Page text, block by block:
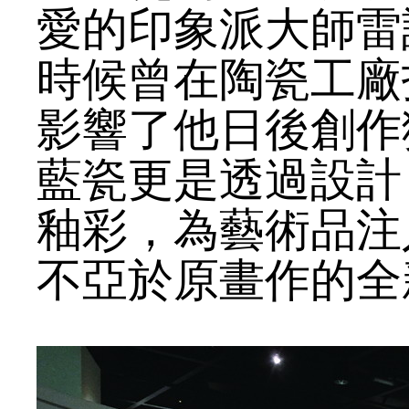
愛的印象派大師
時候曾在陶瓷工
影響了他日後創
藍瓷更是透過設
釉彩，為藝術品
不亞於原畫作的